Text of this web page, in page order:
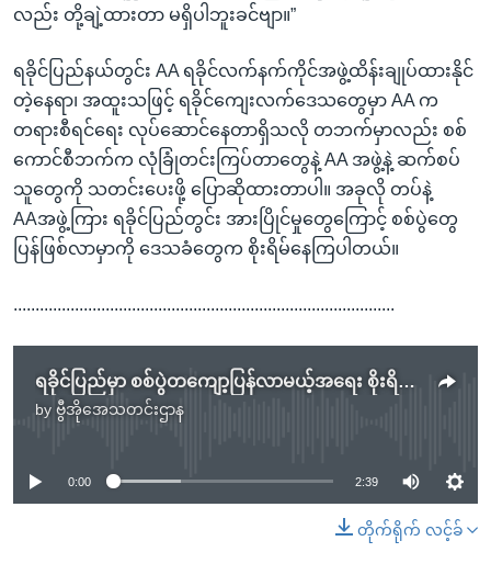
လည်း တို့ချဲ့ထားတာ မရှိပါဘူးခင်ဗျာ။”
ရခိုင်ပြည်နယ်တွင်း AA ရခိုင်လက်နက်ကိုင်အဖွဲ့ထိန်းချုပ်ထားနိုင်
တဲ့နေရာ၊ အထူးသဖြင့် ရခိုင်ကျေးလက်ဒေသတွေမှာ AA က
တရားစီရင်ရေး လုပ်ဆောင်နေတာရှိသလို တဘက်မှာလည်း စစ်
ကောင်စီဘက်က လုံခြုံတင်းကြပ်တာတွေနဲ့ AA အဖွဲ့နဲ့ ဆက်စပ်
သူတွေကို သတင်းပေးဖို့ ပြောဆိုထားတာပါ။ အခုလို တပ်နဲ့
AAအဖွဲ့ကြား ရခိုင်ပြည်တွင်း အားပြိုင်မှုတွေကြောင့် စစ်ပွဲတွေ
ပြန်ဖြစ်လာမှာကို ဒေသခံတွေက စိုးရိမ်နေကြပါတယ်။
.......................................................................................
ရခိုင်ပြည်မှာ စစ်ပွဲတကျော့ပြန်လာမယ့်အရေး စိုးရိမ်နေကြ
by ဗွီအိုအေသတင်းဌာန
No media source currently available
0:00 2:39
တိုက်ရိုက် လင့်ခ်